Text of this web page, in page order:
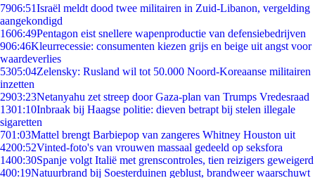
7906:51Israël meldt dood twee militairen in Zuid-Libanon, vergelding
aangekondigd
1606:49Pentagon eist snellere wapenproductie van defensiebedrijven
906:46Kleurrecessie: consumenten kiezen grijs en beige uit angst voor
waardeverlies
5305:04Zelensky: Rusland wil tot 50.000 Noord-Koreaanse militairen
inzetten
2903:23Netanyahu zet streep door Gaza-plan van Trumps Vredesraad
1301:10Inbraak bij Haagse politie: dieven betrapt bij stelen illegale
sigaretten
701:03Mattel brengt Barbiepop van zangeres Whitney Houston uit
4200:52Vinted-foto's van vrouwen massaal gedeeld op seksfora
1400:30Spanje volgt Italië met grenscontroles, tien reizigers geweigerd
400:19Natuurbrand bij Soesterduinen geblust, brandweer waarschuwt